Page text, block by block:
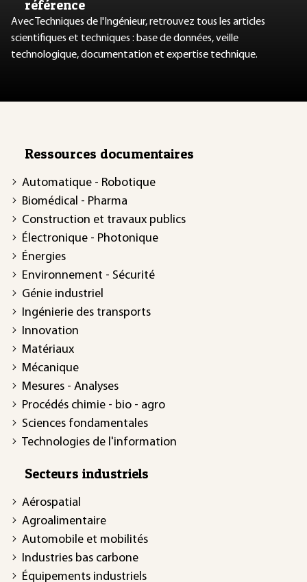
référence
Avec Techniques de l'Ingénieur, retrouvez tous les articles
scientifiques et techniques : base de données, veille
technologique, documentation et expertise technique.
Ressources documentaires
Automatique - Robotique
Biomédical - Pharma
Construction et travaux publics
Électronique - Photonique
Énergies
Environnement - Sécurité
Génie industriel
Ingénierie des transports
Innovation
Matériaux
Mécanique
Mesures - Analyses
Procédés chimie - bio - agro
Sciences fondamentales
Technologies de l'information
Secteurs industriels
Aérospatial
Agroalimentaire
Automobile et mobilités
Industries bas carbone
Équipements industriels